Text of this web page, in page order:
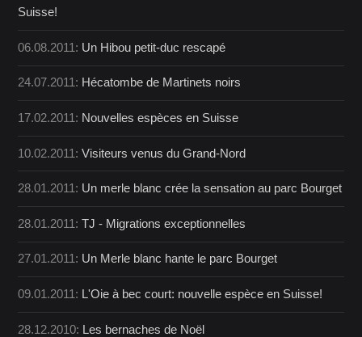
Suisse!
06.08.2011: Un Hibou petit-duc rescapé
24.07.2011: Hécatombe de Martinets noirs
17.02.2011: Nouvelles espèces en Suisse
10.02.2011:Visiteurs venus du Grand-Nord
28.01.2011: Un merle blanc crée la sensation au parc Bourget
28.01.2011:TJ - Migrations exceptionnelles
27.01.2011: Un Merle blanc hante le parc Bourget
09.01.2011: L'Oie à bec court: nouvelle espèce en Suisse!
28.12.2010: Les bernaches de Noël